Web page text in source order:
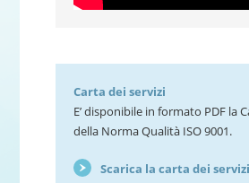
Carta dei servizi
E’ disponibile in formato PDF la
della Norma Qualità ISO 9001.
Scarica la carta dei servizi